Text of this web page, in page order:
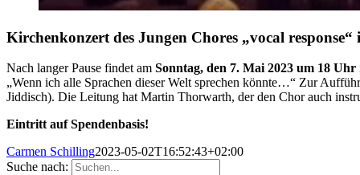
Kirchenkonzert des Jungen Chores „vocal response“
Nach langer Pause findet am Sonntag, den 7. Mai 2023 um 18 Uhr
„Wenn ich alle Sprachen dieser Welt sprechen könnte…“ Zur
Jiddisch). Die Leitung hat Martin Thorwarth, der den Chor auch
Eintritt auf Spendenbasis!
Carmen Schilling2023-05-02T16:52:43+02:00
Suche nach: